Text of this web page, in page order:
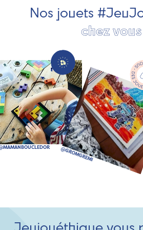
Nos jouets
chez